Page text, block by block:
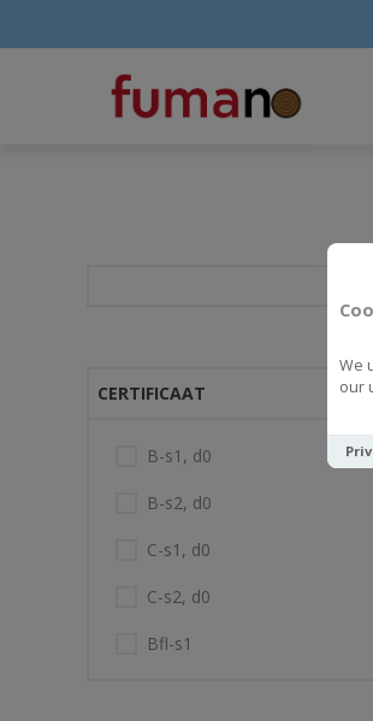
We
our
CERTIFICAAT
B-s1, d0
B-s2, d0
C-s1, d0
C-s2, d0
Bfl-s1